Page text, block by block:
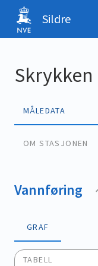
Hopp til hovedinnhold
Sildre
Skrykken
MÅLEDATA
OM STASJONEN
Vannføring
GRAF
TABELL